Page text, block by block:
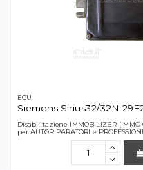
ECU
Siemens Sirius32/32N
Disabilitazione IMMOBILIZER (IMMO
per AUTORIPARATORI e